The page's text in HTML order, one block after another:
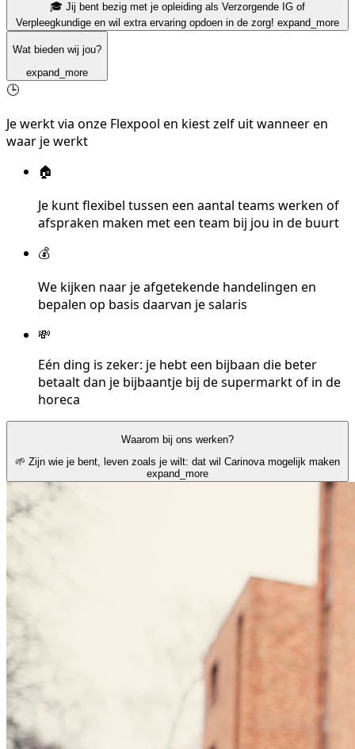
🎓 Jij bent bezig met je opleiding als Verzorgende IG of
Verpleegkundige en wil extra ervaring opdoen in de zorg! expand_more
Wat bieden wij jou?
expand_more
🕒
Je werkt via onze Flexpool en kiest zelf uit wanneer en
waar je werkt
🏠
Je kunt flexibel tussen een aantal teams werken of
afspraken maken met een team bij jou in de buurt
💰
We kijken naar je afgetekende handelingen en
bepalen op basis daarvan je salaris
💸
Eén ding is zeker: je hebt een bijbaan die beter
betaalt dan je bijbaantje bij de supermarkt of in de
horeca
Waarom bij ons werken?
🌱 Zijn wie je bent, leven zoals je wilt: dat wil Carinova mogelijk maken
expand_more